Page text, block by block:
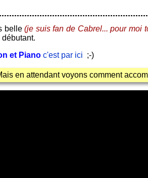
belle(je suis fan de Cabrel... pour moi
et Piano c'est par ici ;-)
en attendant voyons comment